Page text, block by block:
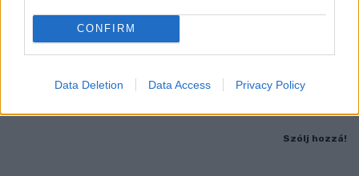
CONFIRM
Data Deletion Data Access Privacy Policy
LEGKRITIKUSABB AZ ENERGIAELLÁTÁS
SZEMPONTJÁBÓL, DE AZ UTOLSÓ PAKSI TURBINA
EGYELŐRE KITART
villamosenergia-rendszere, de továbbra is takarékosságra kérik
Szólj hozzá!